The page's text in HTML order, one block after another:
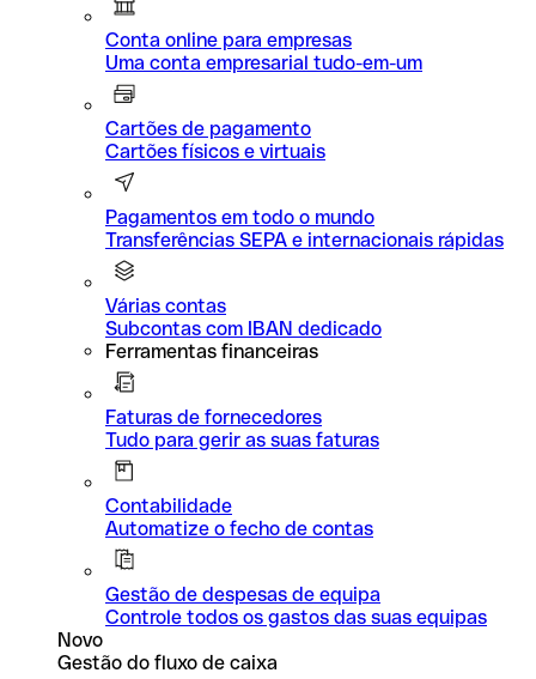
Conta online para empresas
Uma conta empresarial tudo-em-um
Cartões de pagamento
Cartões físicos e virtuais
Pagamentos em todo o mundo
Transferências SEPA e internacionais rápidas
Várias contas
Subcontas com IBAN dedicado
Ferramentas financeiras
Faturas de fornecedores
Tudo para gerir as suas faturas
Contabilidade
Automatize o fecho de contas
Gestão de despesas de equipa
Controle todos os gastos das suas equipas
Novo
Gestão do fluxo de caixa